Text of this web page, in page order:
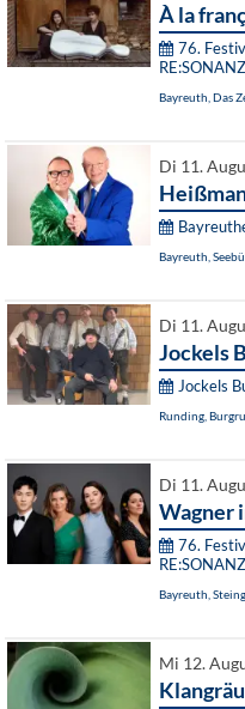
À la
76.
Bayreuth, Das
Di 11.
Bayreuth,
Di 11.
Jockels
Jockels
Runding,
Di 11.
Wagner
76.
Bayreuth,
Mi 12.